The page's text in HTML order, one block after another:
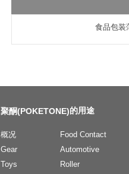
食品包装
聚酮(POKETONE)的用途
概况
Food Contact
Gear
Automotive
Toys
Roller